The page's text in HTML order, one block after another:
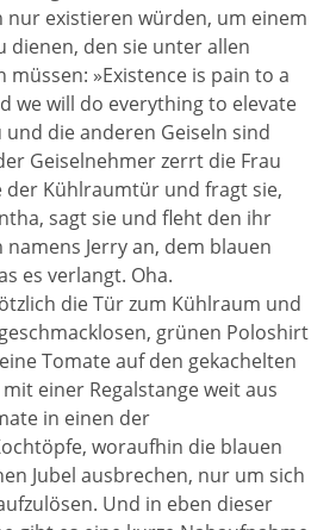
nur existieren würden, um einem
dienen, den sie unter allen
»Existence is pain to a
we will do everything to elevate
und die anderen Geiseln sind
Geiselnehmer zerrt die Frau
der Kühlraumtür und fragt sie,
sagt sie und fleht den ihr
Jerry an, dem blauen
es verlangt. Oha.
die Tür zum Kühlraum und
grünen Poloshirt
Tomate auf den gekachelten
einer Regalstange weit aus
in einen der
woraufhin die blauen
Jubel ausbrechen, nur um sich
Und in eben dieser